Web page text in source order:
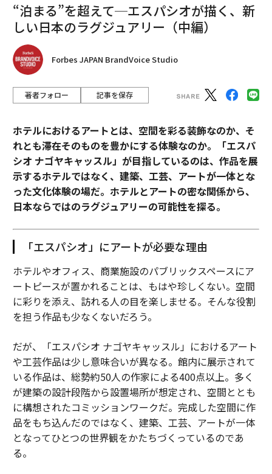
“泊まる”を超えて─エスパシオが描く、新
しい日本のラグジュアリー（中編）
Forbes JAPAN BrandVoice Studio
著者フォロー 記事を保存
ホテルにおけるアートとは、空間を彩る装飾なのか、そ
れとも滞在そのものを豊かにする体験なのか。「エスパ
シオ ナゴヤキャッスル」が目指しているのは、作品を展
示するホテルではなく、建築、工芸、アートが一体とな
った文化体験の場だ。ホテルとアートの密な関係から、
日本ならではのラグジュアリーの可能性を探る。
「エスパシオ」にアートが必要な理由
ホテルやオフィス、商業施設のパブリックスペースにア
ートピースが置かれることは、もはや珍しくない。空間
に彩りを添え、訪れる人の目を楽しませる。そんな役割
を担う作品も少なくないだろう。
だが、「エスパシオ ナゴヤキャッスル」におけるアート
や工芸作品は少し意味合いが異なる。館内に展示されて
いる作品は、総勢約50人の作家による400点以上。多く
が建築の設計段階から設置場所が想定され、空間ととも
に構想されたコミッションワークだ。完成した空間に作
品をもち込んだのではなく、建築、工芸、アートが一体
となってひとつの世界観をかたちづくっているのであ
る。